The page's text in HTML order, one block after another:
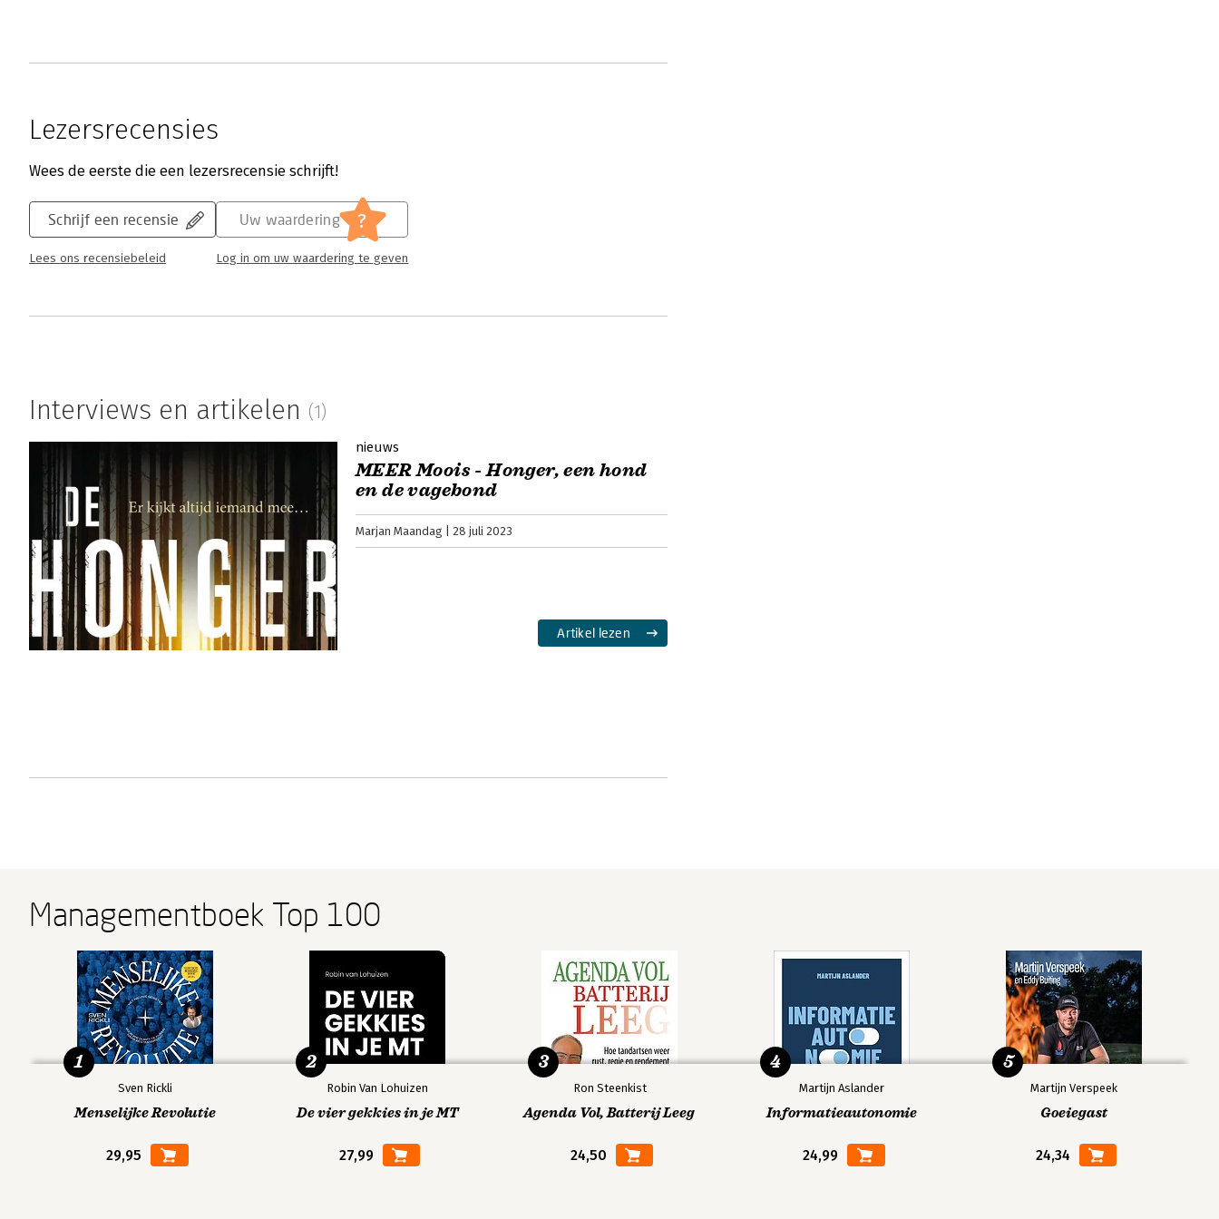
Lezersrecensies
Wees de eerste die een lezersrecensie schrijft!
Schrijf een recensie
Lees ons recensiebeleid
Uw waardering ?
Log in om uw waardering te geven
Interviews en artikelen (1)
nieuws
MEER Moois - Honger, een hond
en de vagebond
Marjan Maandag 28 juli 2023
Artikel lezen
Managementboek Top 100
Sven Rickli
Menselijke Revolutie
29,95
1
Robin Van Lohuizen
De vier gekkies in je MT
27,99
2
Ron Steenkist
Agenda Vol, Batterij Leeg
24,50
3
Martijn Aslander
Informatieautonomie
24,99
4
Martijn Verspeek
Goeiegast
24,34
5